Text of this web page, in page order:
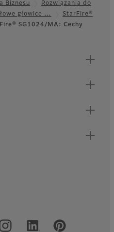
Biznesu
Rozwiązania do
głowice …
StarFire®
SG1024/MA: Cechy